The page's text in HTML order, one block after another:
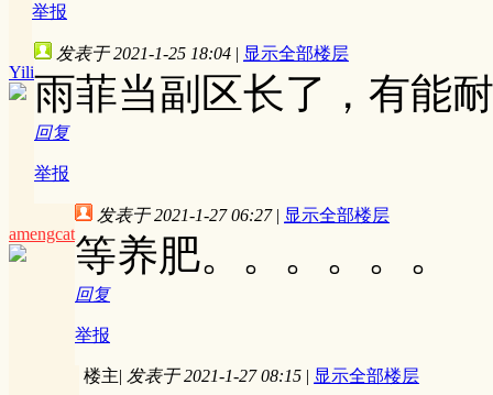
举报
Yili
发表于 2021-1-25 18:04 | 显示全部楼层
雨菲当副区长了，有能
回复
举报
amengcat
发表于 2021-1-27 06:27 | 显示全部楼层
等养肥。。。。。。
回复
举报
楼主| 发表于 2021-1-27 08:15 | 显示全部楼层